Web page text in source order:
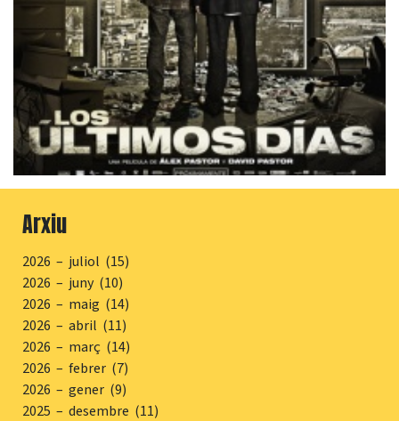
Arxiu
2026 – juliol (15)
2026 – juny (10)
2026 – maig (14)
2026 – abril (11)
2026 – març (14)
2026 – febrer (7)
2026 – gener (9)
2025 – desembre (11)